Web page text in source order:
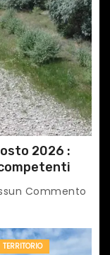
2026 :
Commento
TERRITORIO